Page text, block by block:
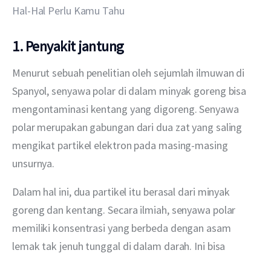
Hal-Hal Perlu Kamu Tahu
1. Penyakit jantung
Menurut sebuah penelitian oleh sejumlah ilmuwan di
Spanyol, senyawa polar di dalam minyak goreng bisa
mengontaminasi kentang yang digoreng. Senyawa
polar merupakan gabungan dari dua zat yang saling
mengikat partikel elektron pada masing-masing
unsurnya.
Dalam hal ini, dua partikel itu berasal dari minyak
goreng dan kentang. Secara ilmiah, senyawa polar
memiliki konsentrasi yang berbeda dengan asam
lemak tak jenuh tunggal di dalam darah. Ini bisa